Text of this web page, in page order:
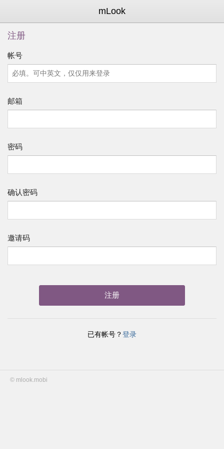
mLook
注册
帐号
邮箱
密码
确认密码
邀请码
已有帐号？登录
© mlook.mobi